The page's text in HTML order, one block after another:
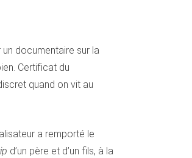
documentaire sur la
Certificat du
quand on vit au
a remporté le
d’un père et d’un fils, à la